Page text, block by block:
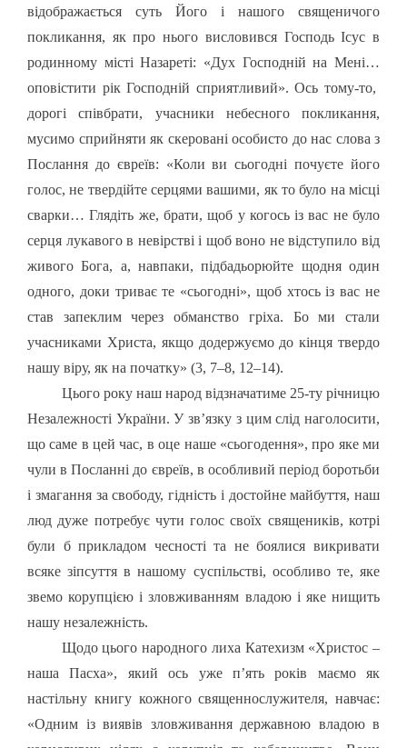
відображається суть Його і нашого священичого
покликання, як про нього висловився Господь Ісус в
родинному місті Назареті: «Дух Господній на Мені…
оповістити рік Господній сприятливий». Ось тому-то,
дорогі співбрати, учасники небесного покликання,
мусимо сприйняти як скеровані особисто до нас слова з
Послання до євреїв: «Коли ви сьогодні почуєте його
голос, не твердійте серцями вашими, як то було на місці
сварки… Глядіть же, брати, щоб у когось із вас не було
серця лукавого в невірстві і щоб воно не відступило від
живого Бога, а, навпаки, підбадьорюйте щодня один
одного, доки триває те «сьогодні», щоб хтось із вас не
став запеклим через обманство гріха. Бо ми стали
учасниками Христа, якщо додержуємо до кінця твердо
нашу віру, як на початку» (3, 7–8, 12–14).
Цього року наш народ відзначатиме 25-ту річницю
Незалежності України. У зв’язку з цим слід наголосити,
що саме в цей час, в оце наше «сьогодення», про яке ми
чули в Посланні до євреїв, в особливий період боротьби
і змагання за свободу, гідність і достойне майбуття, наш
люд дуже потребує чути голос своїх священиків, котрі
були б прикладом чесності та не боялися викривати
всяке зіпсуття в нашому суспільстві, особливо те, яке
звемо корупцією і зловживанням владою і яке нищить
нашу незалежність.
Щодо цього народного лиха Катехизм «Христос –
наша Пасха», який ось уже п’ять років маємо як
настільну книгу кожного священнослужителя, навчає:
«Одним із виявів зловживання державною владою в